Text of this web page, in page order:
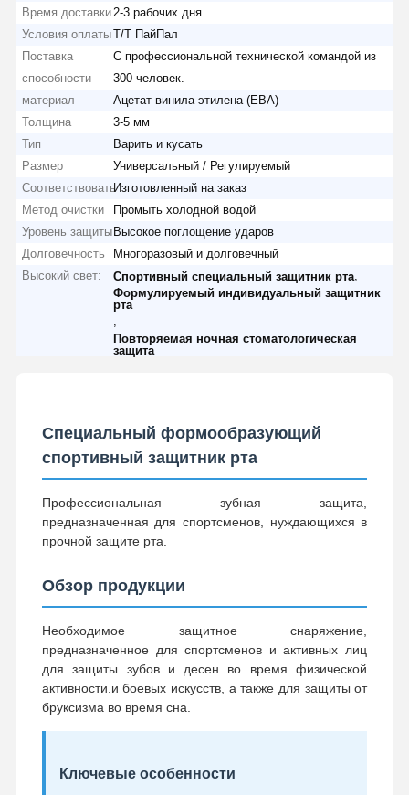
Время доставки 2-3 рабочих дня
Условия оплатыТ/Т ПайПал
Поставка
способности
С профессиональной технической командой из
300 человек.
материал
Ацетат винила этилена (ЕВА)
Толщина
3-5 мм
Тип
Варить и кусать
Размер
Универсальный / Регулируемый
СоответствоватьИзготовленный на заказ
Метод очистки
Промыть холодной водой
Уровень защиты Высокое поглощение ударов
Долговечность
Многоразовый и долговечный
Высокий свет:
Спортивный специальный защитник рта
Формулируемый индивидуальный защитник
рта
Повторяемая ночная стоматологическая
защита
Специальный формообразующий
спортивный защитник рта
Профессиональная зубная защита,
предназначенная для спортсменов, нуждающихся в
прочной защите рта.
Обзор продукции
Необходимое защитное снаряжение,
предназначенное для спортсменов и активных лиц
для защиты зубов и десен во время физической
активности.и боевых искусств, а также для защиты от
бруксизма во время сна.
Ключевые особенности